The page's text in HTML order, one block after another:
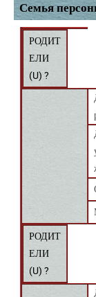
Семья
РОДИТ
ЕЛИ
(U) ?
РОДИТ
ЕЛИ
(U) ?